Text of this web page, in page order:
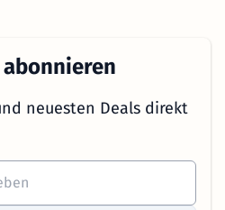
neuesten Deals direkt